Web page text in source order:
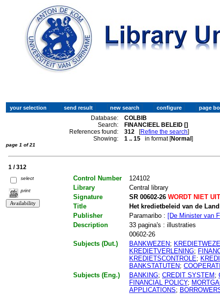
Database:
COLBIB
Search:
FINANCIEEL BELEID []
References found:
312 [Refine the search]
Showing:
1 .. 15 in format [Normal]
page 1 of 21
1 / 312
select
print
Control Number
124102
Library
Central library
Signature
SR 00602-26 WORDT NIET
Title
Het kredietbeleid van de
Publisher
Paramaribo : [De Minister van
Description
33 pagina's : illustraties
00602-26
Subjects (Dut.)
BANKWEZEN;
KREDIETVERLENING;
KREDIETSCONTROLE;
BANKSTATUTEN;
Subjects (Eng.)
BANKING; CREDIT SYSTEM ;
FINANCIAL POLICY;
APPLICATIONS;